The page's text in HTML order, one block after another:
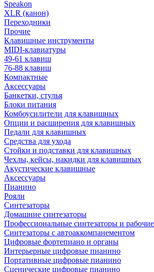
Speakon
XLR (канон)
Переходники
Прочие
Клавишные инструменты
MIDI-клавиатуры
49-61 клавиш
76-88 клавиш
Компактные
Аксессуары
Банкетки, стулья
Блоки питания
Комбоусилители для клавишных
Опции и расширения для клавишных
Педали для клавишных
Средства для ухода
Стойки и подставки для клавишных
Чехлы, кейсы, накидки для клавишных
Акустические клавишные
Аксессуары
Пианино
Рояли
Синтезаторы
Домашние синтезаторы
Профессиональные синтезаторы и
Синтезаторы с автоаккомпанементом
Цифровые фортепиано и органы
Интерьерные цифровые пианино
Портативные цифровые пианино
Сценические цифровые пианино